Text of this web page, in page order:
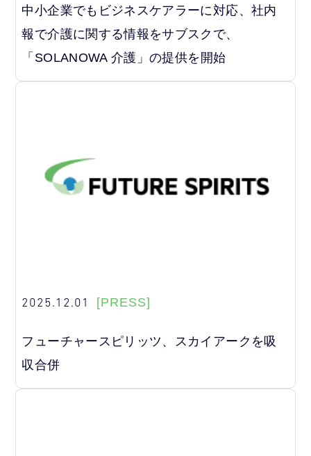
中小企業でもビジネスケアラーに対応、社内
報で介護に関する情報をサブスクで、
「SOLANOWA 介護」の提供を開始
2025.12.01 [PRESS]
フューチャースピリッツ、スカイアークを吸
収合併